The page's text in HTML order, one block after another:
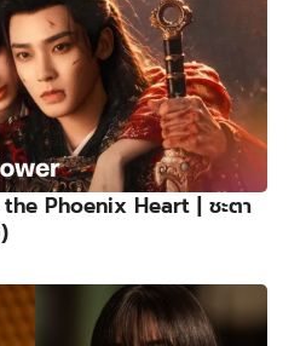
Phoenix Heart | ชะตา